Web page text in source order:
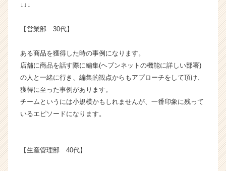
イ
ム
ラ
イ
ン】
|
ベ
↓↓↓
【営業部 30代】
ある商品を獲得した時の事例になります。
店舗に商品を話す際に編集(ヘブンネットの機能に詳しい部署)
の人と一緒に行き、編集的観点からもアプローチをして頂け、
獲得に至った事例があります。
チームというには小規模かもしれませんが、一番印象に残って
いるエピソードになります。
【生産管理部 40代】